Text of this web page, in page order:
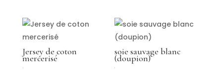
Jersey de coton
mercerisé
soie sauvage blanc
(doupion)